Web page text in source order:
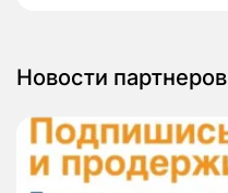
Новости партнеров